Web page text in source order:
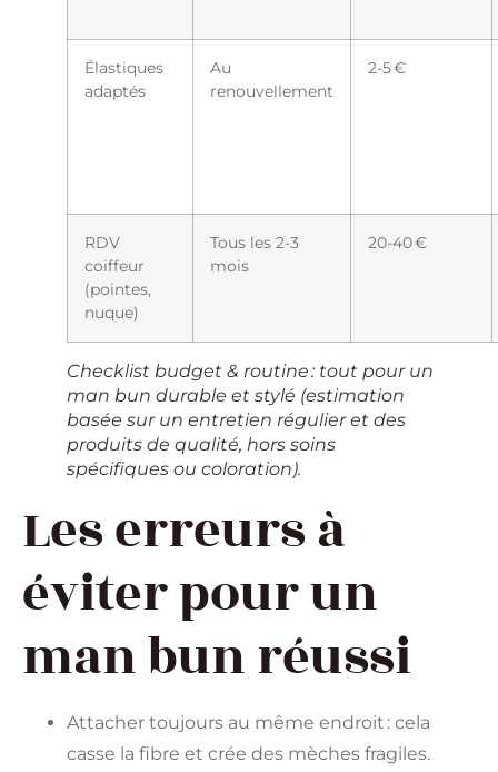
Élastiques
adaptés
Au
renouvellement
2-5 €
RDV
coiffeur
(pointes,
nuque)
Tous les 2-3
mois
20-40 €
Checklist budget & routine : tout pour un
man bun durable et stylé (estimation
basée sur un entretien régulier et des
produits de qualité, hors soins
spécifiques ou coloration).
Les erreurs à
éviter pour un
man bun réussi
Attacher toujours au même endroit : cela
casse la fibre et crée des mèches fragiles.